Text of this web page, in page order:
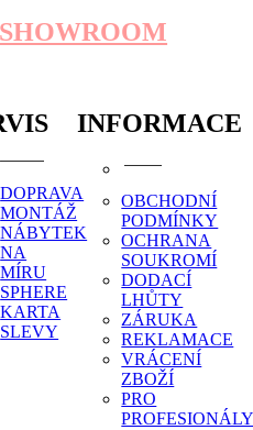
SHOWROOM
DOPRAVA
MONTÁŽ
NÁBYTEK
NA
MÍRU
SPHERE
KARTA
SLEVY
INFORMACE
OBCHODNÍ
PODMÍNKY
OCHRANA
SOUKROMÍ
DODACÍ
LHŮTY
ZÁRUKA
REKLAMACE
VRÁCENÍ
ZBOŽÍ
PRO